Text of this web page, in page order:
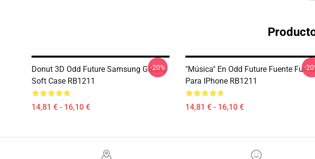
Donut 3D Odd Future Samsung Galaxy
Soft Case RB1211
14,81 € - 16,10 €
-20%
"Música" En Odd Future Fuente
Para IPhone RB1211
14,81 € - 16,10 €
-